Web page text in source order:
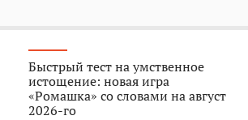
Быстрый тест на умственное
истощение: новая игра
«Ромашка» со словами на август
2026-го